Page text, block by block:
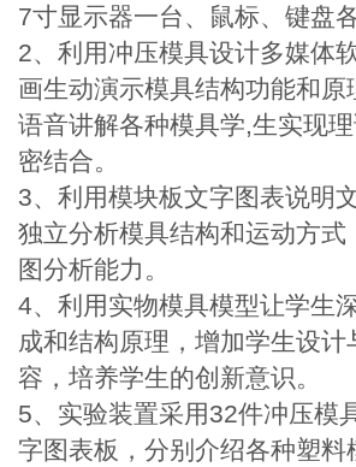
7寸显示器一台、鼠标、键盘
2、利用冲压模具设计多媒体
画生动演示模具结构功能和原
语音讲解各种模具学,生实现
密结合。
3、利用模块板文字图表说明
独立分析模具结构和运动方式
图分析能力。
4、利用实物模具模型让学生
成和结构原理，增加学生设计
容，培养学生的创新意识。
5、实验装置采用32件冲压模
字图表板，分别介绍各种塑料